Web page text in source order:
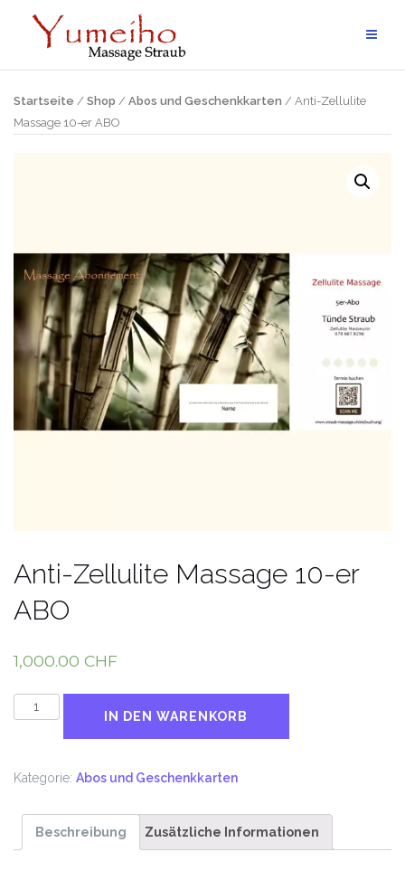
content
Startseite / Shop / Abos und Geschenkkarten / Anti-Zellulite
Massage 10-er ABO
Anti-Zellulite Massage 10-er
ABO
1,000.00 CHF
Anti-
10-
ABO
Menge
IN DEN WARENKORB
Kategorie: Abos und Geschenkkarten
Beschreibung Zusätzliche Informationen